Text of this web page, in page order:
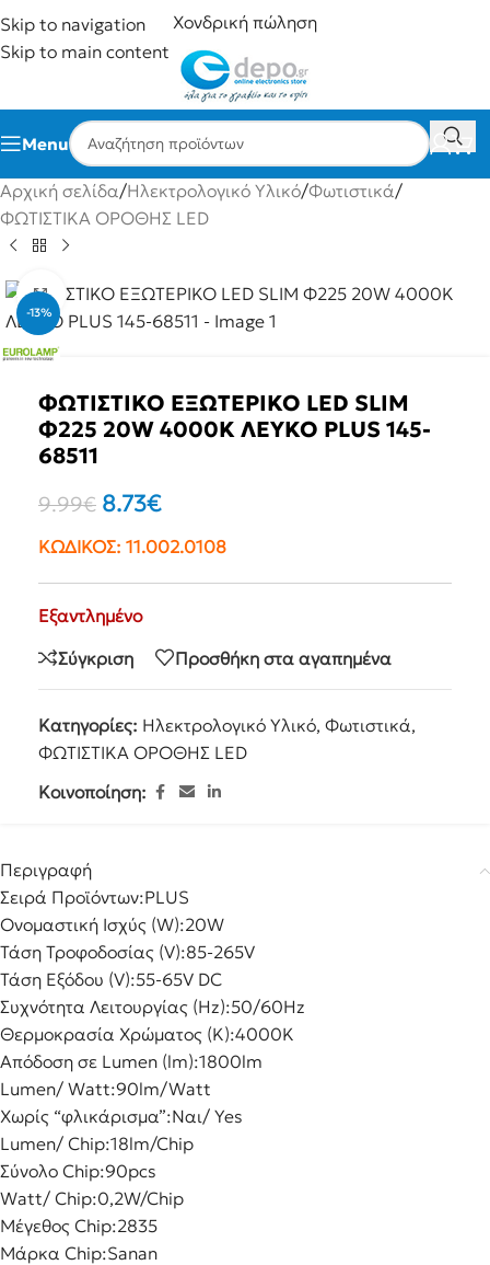
Skip to navigation
Skip to main content
Χονδρική πώληση
Menu
Αρχική σελίδα/Ηλεκτρολογικό Υλικό/Φωτιστικά/
ΦΩΤΙΣΤΙΚΆ ΟΡΟΘΉΣ LED
-13%
Click to enlarge
ΦΩΤΙΣΤΙΚΟ ΕΞΩΤΕΡΙΚΟ LED SLIM
Φ225 20W 4000K ΛΕΥΚΟ PLUS 145-
68511
9.99€ 8.73€
ΚΩΔΙΚΟΣ: 11.002.0108
Εξαντλημένο
Σύγκριση
Προσθήκη στα αγαπημένα
Κατηγορίες: Ηλεκτρολογικό Υλικό, Φωτιστικά,
ΦΩΤΙΣΤΙΚΆ ΟΡΟΘΉΣ LED
Κοινοποίηση:
Περιγραφή
Σειρά Προϊόντων:PLUS
Ονομαστική Ισχύς (W):20W
Τάση Τροφοδοσίας (V):85-265V
Τάση Εξόδου (V):55-65V DC
Συχνότητα Λειτουργίας (Hz):50/60Hz
Θερμοκρασία Χρώματος (K):4000K
Απόδοση σε Lumen (lm):1800lm
Lumen/ Watt:90lm/Watt
Χωρίς “φλικάρισμα”:Ναι/ Yes
Lumen/ Chip:18lm/Chip
Σύνολο Chip:90pcs
Watt/ Chip:0,2W/Chip
Μέγεθος Chip:2835
Μάρκα Chip:Sanan